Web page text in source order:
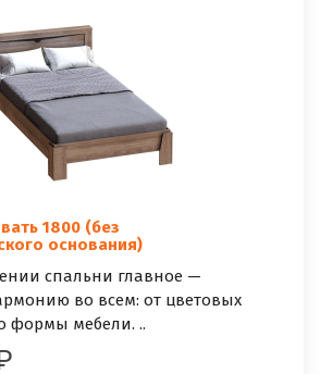
1800 (без
основания)
спальни главное —
во всем: от цветовых
формы мебели. ..